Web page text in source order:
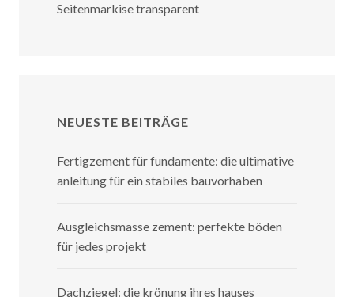
Seitenmarkise transparent
NEUESTE BEITRÄGE
Fertigzement für fundamente: die ultimative
anleitung für ein stabiles bauvorhaben
Ausgleichsmasse zement: perfekte böden
für jedes projekt
Dachziegel: die krönung ihres hauses